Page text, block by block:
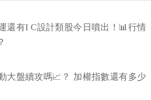
還有I C設計類股今日噴出！📊行情
大盤續攻嗎📈？ 加權指數還有多少